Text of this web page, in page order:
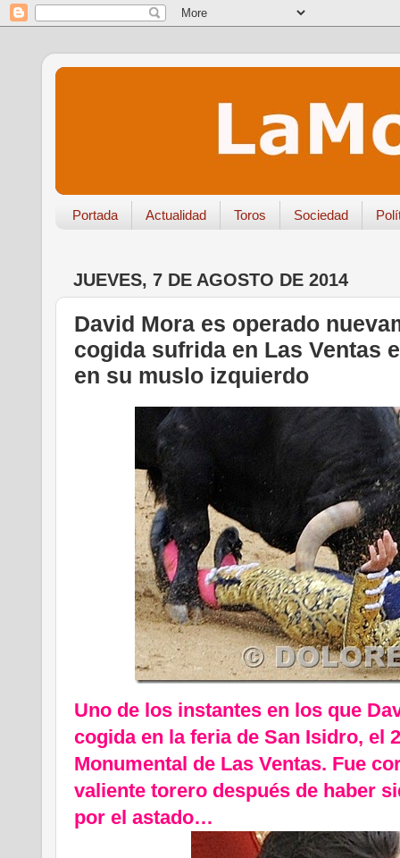
Portada Actualidad Toros Sociedad
JUEVES, 7 DE AGOSTO DE 2014
David Mora es operado
cogida sufrida en Las Ventas
en su muslo izquierdo
Uno de los instantes en los que
cogida en la feria de San Isidro, el
Monumental de Las Ventas. Fue
valiente torero después de haber
por el astado…